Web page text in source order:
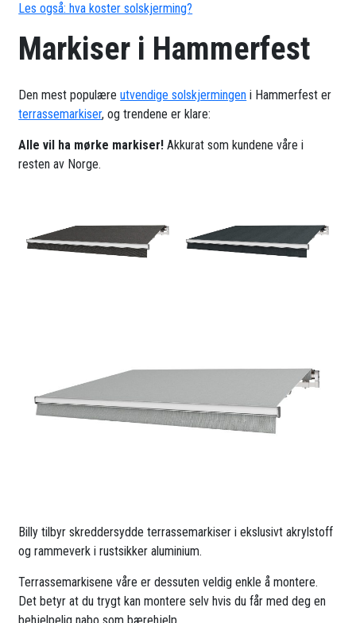
Les også: hva koster solskjerming?
Markiser i Hammerfest
Den mest populæreutvendige solskjermingen i Hammerfest er
terrassemarkiser, og trendene er klare:
Alle vil ha mørke markiser! Akkurat som kundene våre i
resten av Norge.
Billy tilbyr skreddersydde terrassemarkiser i ekslusivt akrylstoff
og rammeverk i rustsikker aluminium.
Terrassemarkisene våre er dessuten veldig enkle å montere.
Det betyr at du trygt kan montere selv hvis du får med deg en